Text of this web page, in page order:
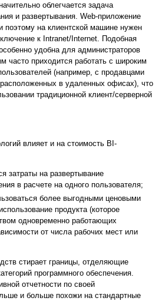
облегчается задача
и развертывания. Web-приложение
поэтому на клиентской машине нужен
к Intranet/Internet. Подобная
удобна для администраторов
часто приходится работать с широким
(например, с продавцами
в удаленных офисах), что
традиционной клиент/серверной
влияет и на стоимость BI-
затраты на развертывание
в расчете на одного пользователя;
более выгодными ценовыми
продукта (которое
одновременно работающих
от числа рабочих мест или
стирает границы, отделяющие
программного обеспечения.
отчетности по своей
и больше похожи на стандартные